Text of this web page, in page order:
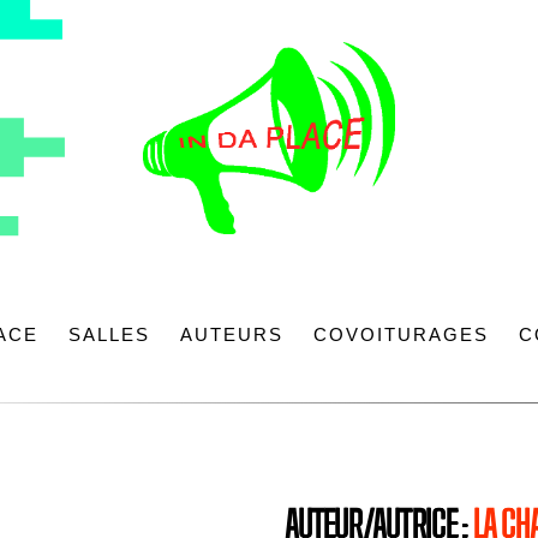
SALLES AUTEURS COVOITURAGES
AUTEUR/AUTRICE : LA